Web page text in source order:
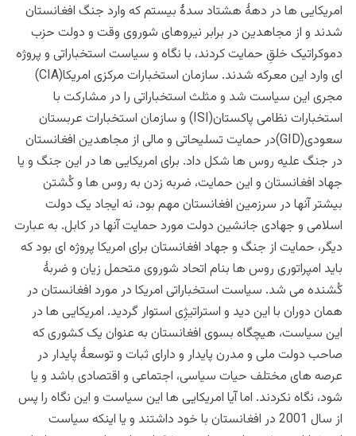
امریکایی ها در دهۀ هشتاد سدۀ بیستم که وارد جنگ افغانستان
شدند و از مجاهدین در برابر نیروهای شوروی وقت و دولت حزب
دموکراتیک خلقِ حمایت کردند، با نگاه و سیاست استخباراتی و پروژه
ای وارد این معرکه شدند. سازمان استخبارات مرکزی امریکا(CIA)
مجری این سیاست شد و مثلث استخباراتی را در مشارکت با
استخبارات نظامی پاکستان(ISI) و سازمان استخبارات عربستان
سعودی(GID)در حمایت تسلیحاتی و مالی از مجاهدین افغانستان
در جنگ علیه روس ها شکل داد. برای امریکایی ها در این جنگ و یا
جهاد افغانستان و این حمایت، ضربه زدن به روس ها و کُشتن
بیشتر آنها در سرزمین افغانستان مهم بود، نه ایجاد یک دولت
اسلامی و جهادی جانشین دولت مورد حمایت آنها در کابل. به عبارت
دیگر، حمایت از جنگ و جهاد افغانستان برای امریکا پروژه ای بود که
باید امپراتوری روس ها بنام اتحاد شوروی متحمل زیان و ضربۀ
کُشنده می شد. سیاست استخباراتی امریکا در مورد افغانستان در
همان دوران با این دید و استراتیژِی استوار گردید. امریکایی ها در
این سیاست، هیچگاه بسوی افغانستان به عنوان یک کشوری که
صاحب دولت ملی و مدرن پایدار و دارای ثبات و توسعۀ پایدار در
عرصه های مختلف حیات سیاسی، اجتماعی و اقتصادی باشد و یا
شود، نگاه نکردند. اما آیا امریکایی ها این سیاست و این نگاه را پس
از سال 2001 در افغانستان با خود داشتند و یا اینکه سیاست